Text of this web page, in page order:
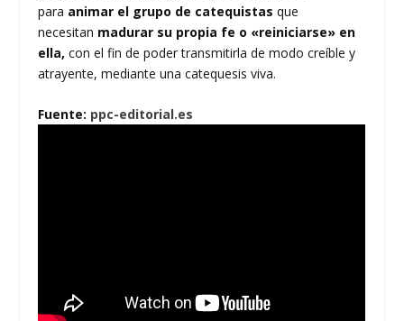
para animar el grupo de catequistas que
necesitan madurar su propia fe o «reiniciarse» en
ella, con el fin de poder transmitirla de modo creíble y
atrayente, mediante una catequesis viva.
Fuente: ppc-editorial.es